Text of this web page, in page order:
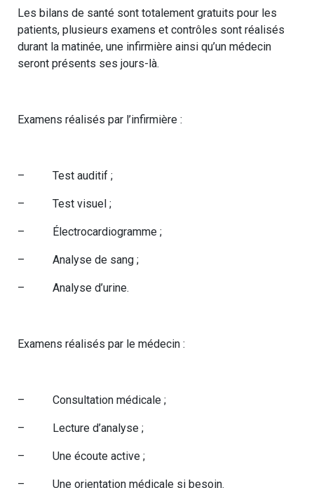
Les bilans de santé sont totalement gratuits pour les
patients, plusieurs examens et contrôles sont réalisés
durant la matinée, une infirmière ainsi qu’un médecin
seront présents ses jours-là.
Examens réalisés par l’infirmière :
– Test auditif ;
– Test visuel ;
– Électrocardiogramme ;
– Analyse de sang ;
– Analyse d’urine.
Examens réalisés par le médecin :
– Consultation médicale ;
– Lecture d’analyse ;
– Une écoute active ;
– Une orientation médicale si besoin.